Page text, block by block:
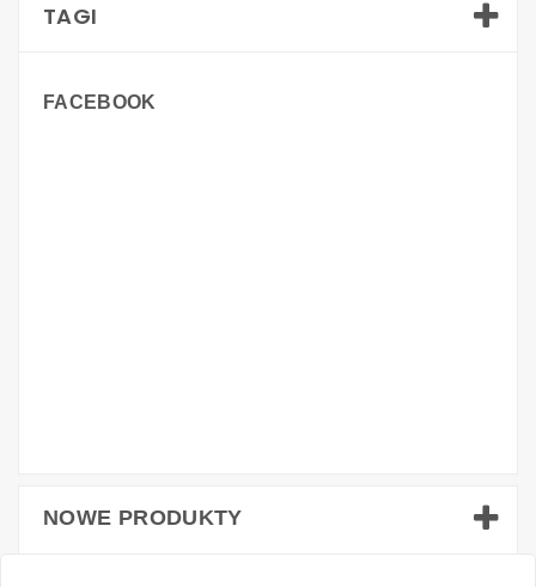
TAGI
FACEBOOK
NOWE PRODUKTY